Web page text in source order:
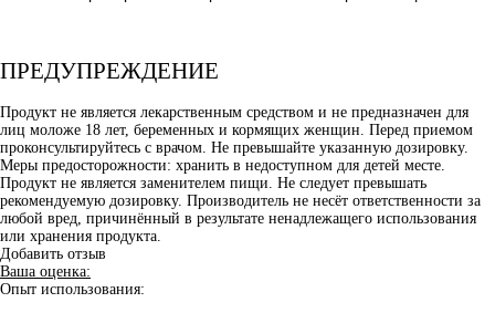
ПРЕДУПРЕЖДЕНИЕ
Продукт не является лекарственным средством и не предназначен для
лиц моложе 18 лет, беременных и кормящих женщин. Перед приемом
проконсультируйтесь с врачом. Не превышайте указанную дозировку.
Меры предосторожности: хранить в недоступном для детей месте.
Продукт не является заменителем пищи. Не следует превышать
рекомендуемую дозировку. Производитель не несёт ответственности за
любой вред, причинённый в результате ненадлежащего использования
или хранения продукта.
Добавить отзыв
Ваша оценка:
Опыт использования: